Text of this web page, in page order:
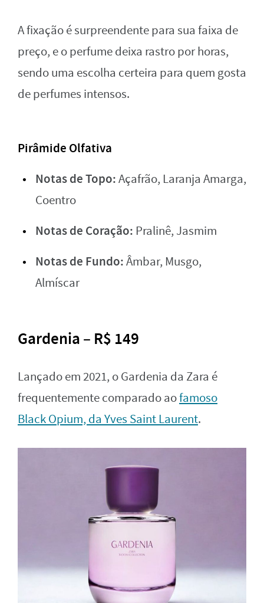
A fixação é surpreendente para sua faixa de
preço, e o perfume deixa rastro por horas,
sendo uma escolha certeira para quem gosta
de perfumes intensos.
Pirâmide Olfativa
Notas de Topo:Açafrão, Laranja Amarga,
Coentro
Notas de Coração: Pralinê, Jasmim
Notas de Fundo:Âmbar, Musgo,
Almíscar
Gardenia – R$ 149
Lançado em 2021, o Gardenia da Zara é
frequentemente comparado aofamoso
Black Opium, da Yves Saint Laurent.